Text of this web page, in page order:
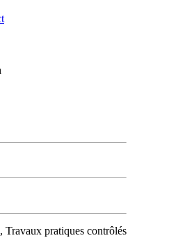
pratiques contrôlés